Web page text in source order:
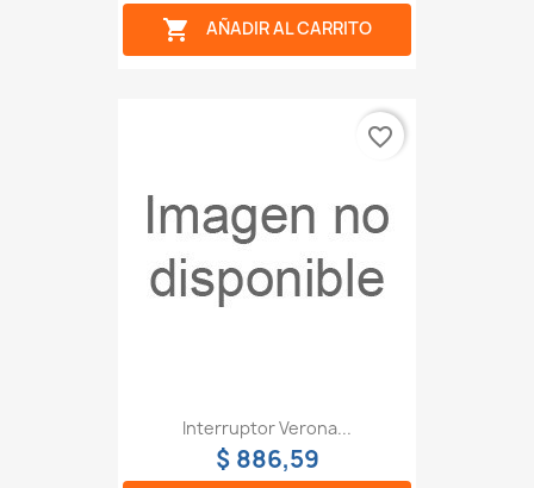
 AÑADIR AL CARRITO
Interruptor Verona...
$ 886,59
favorite_border